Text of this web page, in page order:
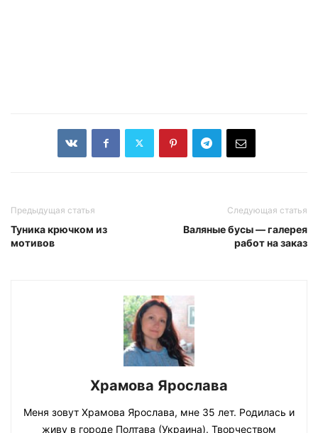
Предыдущая статья
Туника крючком из
мотивов
Следующая статья
Валяные бусы — галерея
работ на заказ
Храмова Ярослава
Меня зовут Храмова Ярослава, мне 35 лет. Родилась и
живу в городе Полтава (Украина). Творчеством